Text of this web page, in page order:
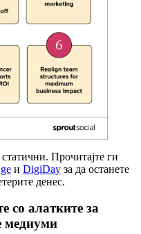
Прочитајте ги
и DigiDay за да останете
денес.
со алатките за
медиуми